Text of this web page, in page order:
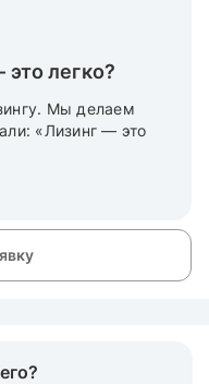
легко?
Мы делаем
«Лизинг — это